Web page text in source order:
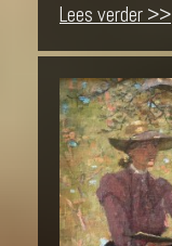
Lees verder >>